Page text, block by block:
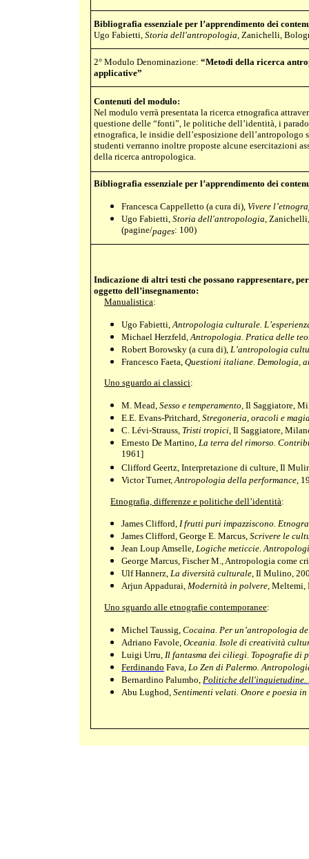
Bibliografia essenziale per l’apprendimento dei
Ugo Fabietti,Storia dell'antropologia, Zanichelli,
2° Modulo Denominazione: “Metodi della ricerca
applicative”
Contenuti del modulo:
Nel modulo verrà presentata la ricerca etnografica
questione delle “fonti”, le politiche dell’identità, i
etnografica, le insidie dell’esposizione
studenti verranno inoltre proposte alcune esercitazioni
della ricerca antropologica.
Bibliografia essenziale per l’apprendimento dei
Francesca Cappelletto (a cura di),Vivere
Ugo Fabietti,Storia dell'antropologia ,
(pagine/pages: 100)
Indicazione di altri testi che possano rappresentare,
oggetto dell’insegnamento:
Manualistica:
Ugo Fabietti,Antropologia culturale.
Michael Herzfeld,Antropologia. Pratica delle
Robert Borowsky (a cura di), L’antropologia
Francesco Faeta,Questioni italiane. Demologia,
Uno sguardo ai classici:
M. Mead,Sesso e temperamento , Il Saggiatore,
E.E. Evans-Pritchard,Stregoneria, oracoli e
C. Lévi-Strauss, Tristi tropici , Il Saggiatore,
Ernesto De Martino, La terra del rimorso.
1961]
Clifford Geertz, Interpretazione di culture, Il
Victor Turner,Antropologia della performance ,
Etnografia, differenze e politiche dell’identità:
James Clifford,I frutti puri impazziscono.
James Clifford, George E. Marcus,Scrivere le
Jean Loup Amselle,Logiche meticcie.
George Marcus, Fischer M., Antropologia come
Ulf Hannerz,La diversità culturale, Il Mulino,
Arjun Appadurai,Modernità in polvere, Meltemi,
Uno sguardo alle etnografie contemporanee:
Michel Taussig,Cocaina. Per un’antropologia
Adriano Favole,Oceania. Isole di creatività
Luigi Urru, Il fantasma dei ciliegi. Topografie di
Ferdinando Fava , Lo Zen di Palermo.
Bernardino Palumbo, Politiche dell'inquietudine.
Abu Lughod,Sentimenti velati. Onore e poesia